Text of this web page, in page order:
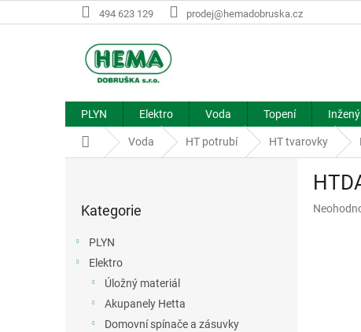
na
494 623 129 prodej@hemadobruska.cz
PLYN Elektro Voda Topení
Domů Voda HT potrubí HT tvarovky
kategorie
Kategorie
PLYN
Elektro
Úložný materiál
Akupanely Hetta
Domovní spínače a zásuvky
Průměrné